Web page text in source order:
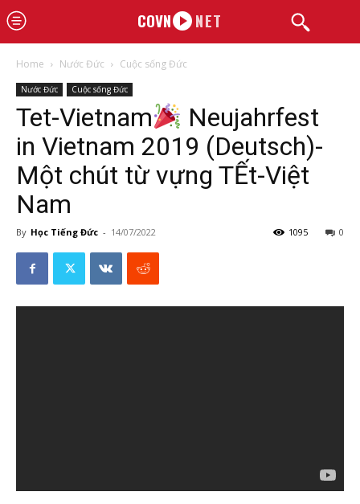
COVN NET
Home Nước Đức Cuộc sống Đức
Nước Đức Cuộc sống Đức
Tet-Vietnam
Neujahrfest
in Vietnam 2019 (Deutsch)-
Một chút từ vựng TẾt-Việt
Nam
By Học Tiếng Đức - 14/07/2022 0
1095